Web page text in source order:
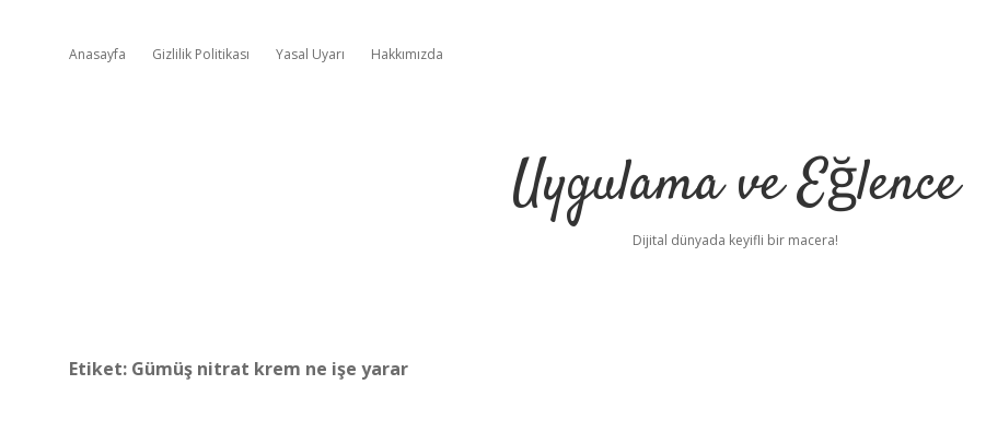
Anasayfa Gizlilik Politikası Yasal Uyarı Hakkımızda
Uygulama ve Eğlence
Dijital dünyada keyifli bir macera!
Etiket: Gümüş nitrat krem ne işe yarar